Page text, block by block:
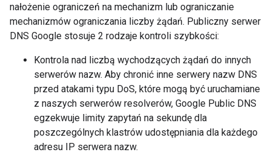
nałożenie ograniczeń na mechanizm lub ograniczanie
mechanizmów ograniczania liczby żądań. Publiczny serwer
DNS Google stosuje 2 rodzaje kontroli szybkości:
Kontrola nad liczbą wychodzących żądań do innych
serwerów nazw. Aby chronić inne serwery nazw DNS
przed atakami typu DoS, które mogą być uruchamiane
z naszych serwerów resolverów, Google Public DNS
egzekwuje limity zapytań na sekundę dla
poszczególnych klastrów udostępniania dla każdego
adresu IP serwera nazw.